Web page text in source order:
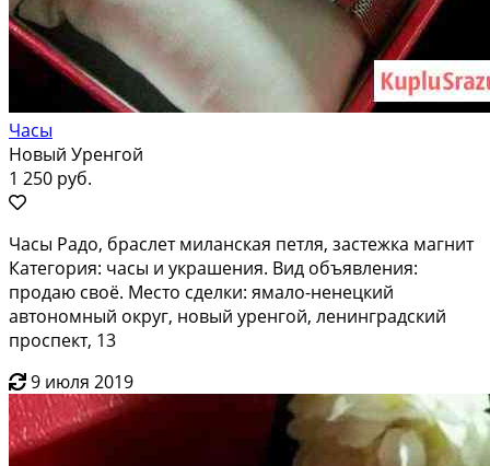
Часы
Новый Уренгой
1 250 руб.
Часы Радо, браслет миланская петля, застежка магнит
Категория: часы и украшения. Вид объявления:
продаю своё. Место сделки: ямало-ненецкий
автономный округ, новый уренгой, ленинградский
проспект, 13
9 июля 2019